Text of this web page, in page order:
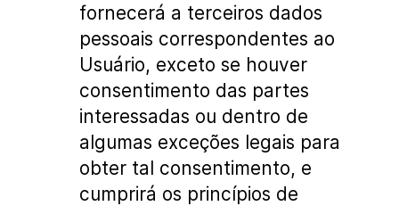
fornecerá a terceiros dados
pessoais correspondentes ao
Usuário, exceto se houver
consentimento das partes
interessadas ou dentro de
algumas exceções legais para
obter tal consentimento, e
cumprirá os princípios de